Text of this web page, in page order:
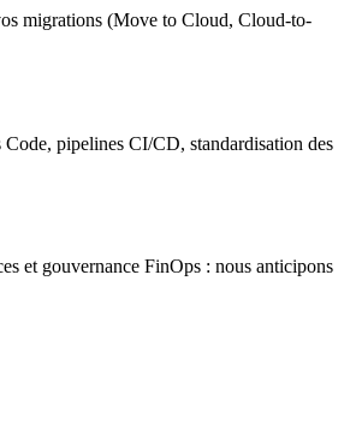
migrations (Move to Cloud, Cloud-to-
pipelines CI/CD, standardisation des
et gouvernance FinOps : nous anticipons